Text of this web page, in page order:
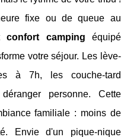
fixe ou de queue au
confort camping équipé
votre séjour. Les lève-
à 7h, les couche-tard
personne. Cette
familiale : moins de
Envie d'un pique-nique